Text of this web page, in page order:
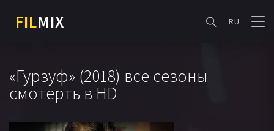
FILMIX RU
«Гурзуф» (2018) все сезоны
смотерть в HD